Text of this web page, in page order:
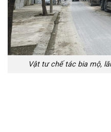
Vật tư chế tác bia mộ,